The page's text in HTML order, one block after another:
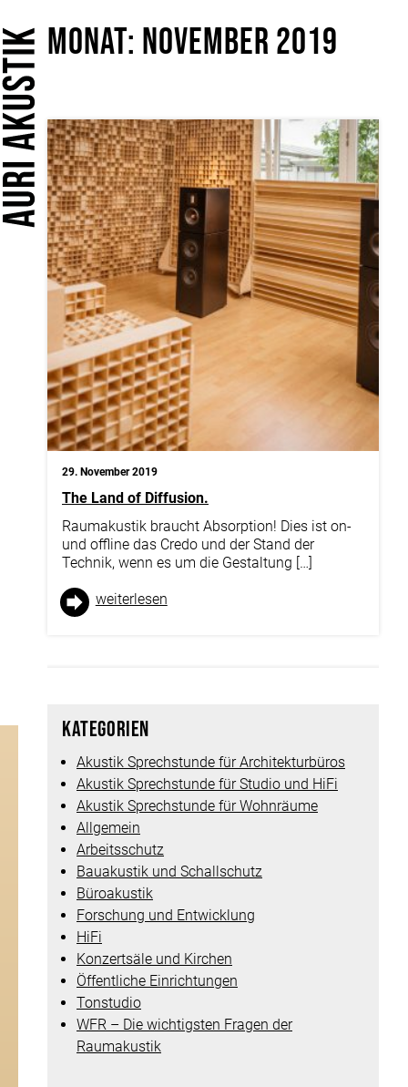
Home
Leistungen
Arbeitsschutz
Büroakustik
Konzertsaal und Kirchen
HiFi
Tonstudio
Bauakustik und Schallschutz
Sprechstunde
Für Architekturbüros
Für Akustik-Planer
Für Studio und HiFi
Für Wohnräume
Projekte
Akustik Blog
Über uns
Kontakt
zu
unserer
Impressum
Daten­schutz
© 2019 by Auri Akustik
Webdesign byFEUER­
WASSER
Monat: November 2019
29. November 2019
The Land of Diffusion.
Raumakustik braucht Absorption! Dies ist on-
und offline das Credo und der Stand der
Technik, wenn es um die Gestaltung […]
weiter­lesen
Kategorien
Akustik Sprechstunde für Architekturbüros
Akustik Sprechstunde für Studio und HiFi
Akustik Sprechstunde für Wohnräume
Allgemein
Arbeitsschutz
Bauakustik und Schallschutz
Büroakustik
Forschung und Entwicklung
HiFi
Konzertsäle und Kirchen
Öffentliche Einrichtungen
Tonstudio
WFR – Die wichtigsten Fragen der
Raumakustik